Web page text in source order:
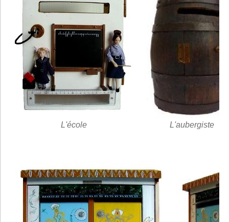
L'école L'aubergiste